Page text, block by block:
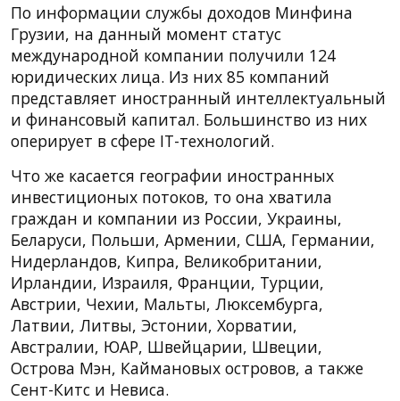
По информации службы доходов Минфина
Грузии, на данный момент статус
международной компании получили 124
юридических лица. Из них 85 компаний
представляет иностранный интеллектуальный
и финансовый капитал. Большинство из них
оперирует в сфере IT-технологий.
Что же касается географии иностранных
инвестиционых потоков, то она хватила
граждан и компании из России, Украины,
Беларуси, Польши, Армении, США, Германии,
Нидерландов, Кипра, Великобритании,
Ирландии, Израиля, Франции, Турции,
Австрии, Чехии, Мальты, Люксембурга,
Латвии, Литвы, Эстонии, Хорватии,
Австралии, ЮАР, Швейцарии, Швеции,
Острова Мэн, Каймановых островов, а также
Сент-Китс и Невиса.